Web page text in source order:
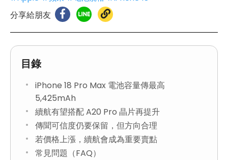
分享給朋友
目錄
iPhone 18 Pro Max 電池容量傳最高
5,425mAh
續航有望搭配 A20 Pro 晶片再提升
傳聞可信度仍要保留，但方向合理
若價格上漲，續航會成為重要賣點
常見問題（FAQ）